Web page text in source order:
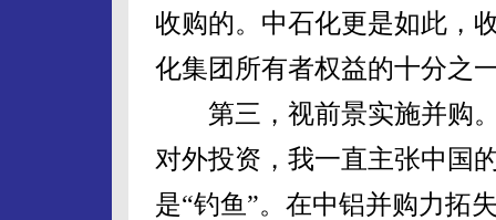
收购的。中石化更是如此，
化集团所有者权益的十分之
第三，视前景实施并购。
对外投资，我一直主张中国
是“钓鱼”。在中铝并购力拓